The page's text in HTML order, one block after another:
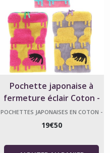
Pochette japonaise à
fermeture éclair Coton -
Mémé Sieste- Atsuko
Matano
POCHETTES JAPONAISES EN COTON -
19€50